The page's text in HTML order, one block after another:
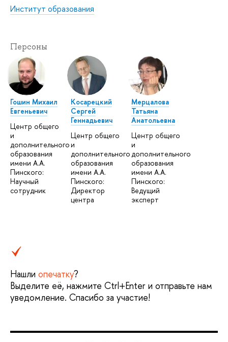
Институт образования
Персоны
Гошин Михаил
Евгеньевич
Центр общего
и
дополнительного
образования
имени А.А.
Пинского:
Научный
сотрудник
Косарецкий
Сергей
Геннадьевич
Центр общего
и
дополнительного
образования
имени А.А.
Пинского:
Директор
центра
Мерцалова
Татьяна
Анатольевна
Центр общего
и
дополнительного
образования
имени А.А.
Пинского:
Ведущий
эксперт
Нашли опечатку?
Выделите её, нажмите Ctrl+Enter и отправьте нам
уведомление. Спасибо за участие!